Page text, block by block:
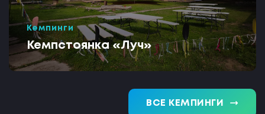
Кемпинги
Кемпстоянка «Луч»
ВСЕ КЕМПИНГИ trending_flat